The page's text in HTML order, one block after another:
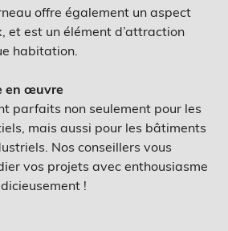
offre également un aspect
et est un élément d’attraction
habitation.
en œuvre
parfaits non seulement pour les
mais aussi pour les bâtiments
Nos conseillers vous
vos projets avec enthousiasme
!